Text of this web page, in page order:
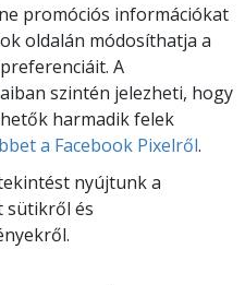
promóciós információkat
oldalán módosíthatja a
A
szintén jelezheti, hogy
harmadik felek
a Facebook Pixelről.
nyújtunk a
sütikről és